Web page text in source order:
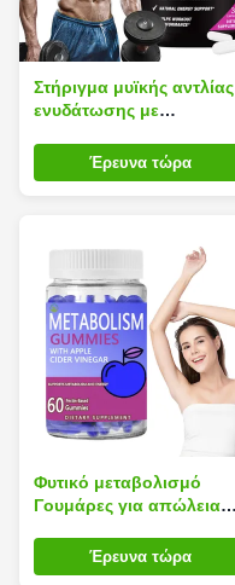
Στήριγμα μυϊκής αντλίας
ενυδάτωσης με
βάρουςΈρευνα τώρα
Φυτικό μεταβολισμό
Γουμάρες για απώλεια
ενήλικες γεύση μήλου
Έρευνα τώρα